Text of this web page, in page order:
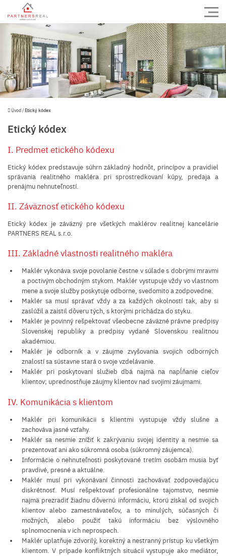
Úvod/Etický kódex
Etický kódex
I. Predmet etického kódexu
Etický kódex predstavuje súhrn základný hodnôt, princípov a pravidiel
správania realitného makléra pri sprostredkovaní kúpy, predaja a
prenájmu nehnuteľností.
II. Záväznosť etického kódexu
Etický kódex je záväzný pre všetkých maklérov realitnej kancelárie
PARTNERS REAL s.r.o.
III. Základné vlastnosti realitného makléra
Maklér vykonáva svoje povolanie čestne v súlade s dobrými mravmi
a poctivým obchodným stykom. Maklér vystupuje vždy vo vlastnom
mene a svoje služby poskytuje odborne, svedomito a zodpovedne.
Maklér sa musí správať vždy a za každých okolností tak, aby si
zaslúžil a zaistil dôveru tých, s ktorými prichádza do styku.
Maklér je povinný rešpektovať všeobecne záväzné právne predpisy
Slovenskej republiky a predpisy vydané Slovenskou realitnou
akadémiou.
Maklér je odborník a v záujme zvyšovania svojich odborných
znalostí sa sústavne stará o svoje vzdelávanie.
Maklér pri poskytovaní služieb dbá najmä na napĺňanie cieľov
klientov; uprednostňuje záujmy klientov nad svojimi záujmami.
IV. Komunikácia s klientom
Maklér pri komunikácii s klientmi vystupuje vždy slušne a
zachováva jasné vzťahy.
Maklér sa nesmie znížiť k zakrývaniu svojej identity a nesmie sa
prezentovať ani ako súkromná osoba (súkromný záujemca).
Informácie o nehnuteľnosti poskytované tretím osobám musia byť
pravdivé, presné a aktuálne.
Maklér musí pri vykonávaní činnosti zachovávať zodpovedajúcu
diskrétnosť. Musí rešpektovať profesionálne tajomstvo, nesmie
najmä prezradiť žiadnu dôvernú informáciu, ktorú získal od svojich
klientov alebo zamestnávateľov, a to minulých, súčasných či
možných, alebo použiť takú informáciu bez výslovného
splnomocnenia v ich neprospech.
Maklér uplatňuje zdvorilý, korektný a nestranný prístup ku všetkým
klientom. V prípade konfliktných situácií vystupuje ako mediátor,